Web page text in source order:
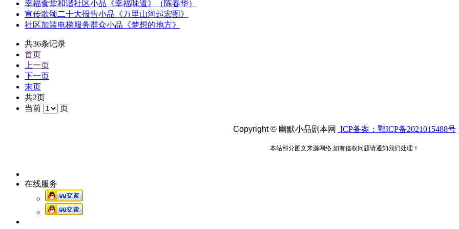
幸福食堂和谐社区小品《幸福味道》（陈春华）
宣传歌颂二十大报告小品《万里山河起宏图》
社区加装电梯服务群众小品《梦想的地方》
共36条记录
首页
上一页
下一页
末页
共2页
当前
页
Copyright © 幽默小品剧本网 ICP备案：鄂ICP备2021015488号
本站部分图文来源网络,如有侵权问题请通知我们处理！
在线服务